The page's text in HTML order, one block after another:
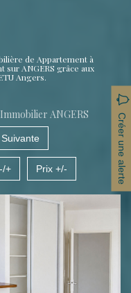
de Appartement à
sur ANGERS grâce aux
Angers.
Immobilier ANGERS Créer une alerte
Suivante
+ Prix +/-